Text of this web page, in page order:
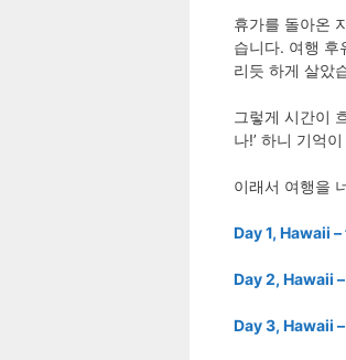
휴가를 돌아온
습니다. 여행 후
리듯 하게 살았
그렇게 시간이
나!’ 하니 기억
이래서 여행을
Day 1, Hawaii
Day 2, Hawaii
Day 3, Hawaii